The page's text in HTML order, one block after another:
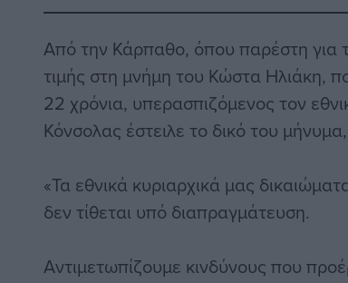
Από την Κάρπαθο, όπου παρέστη για
τιμής στη μνήμη του Κώστα Ηλιάκη,
22 χρόνια, υπερασπιζόμενος τον
Κόνσολας έστειλε το δικό του
«Τα εθνικά κυριαρχικά μας
δεν τίθεται υπό διαπραγμάτευση.
Αντιμετωπίζουμε κινδύνους που